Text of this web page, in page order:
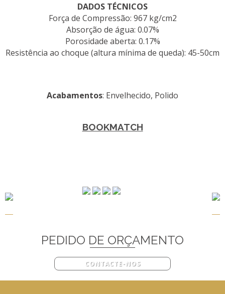
DADOS TÉCNICOS
Força de Compressão: 967 kg/cm2
Absorção de água: 0.07%
Porosidade aberta: 0.17%
Resistência ao choque (altura mínima de queda): 45-50cm
Acabamentos: Envelhecido, Polido
BOOKMATCH
PEDIDO DE ORÇAMENTO
CONTACTE-NOS